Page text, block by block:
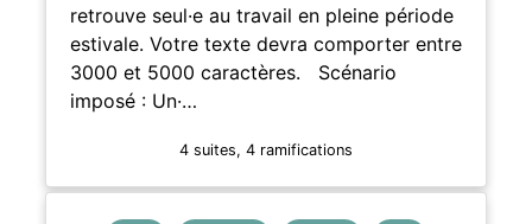
retrouve seul·e au travail en pleine période
estivale. Votre texte devra comporter entre
3000 et 5000 caractères. Scénario
imposé : Un·…
4 suites, 4 ramifications